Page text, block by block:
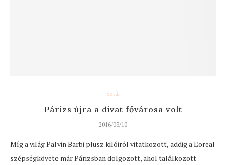
Sztár
Párizs újra a divat fővárosa volt
2016/03/10
Míg a világ Palvin Barbi plusz kilóiról vitatkozott, addig a L’oreal
szépségkövete már Párizsban dolgozott, ahol találkozott